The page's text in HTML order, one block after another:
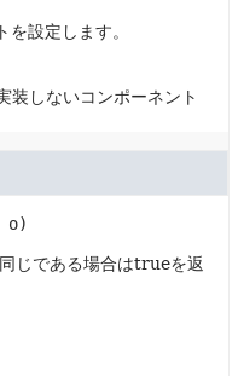
設定します。
しないコンポーネント
o)
じである場合はtrueを返